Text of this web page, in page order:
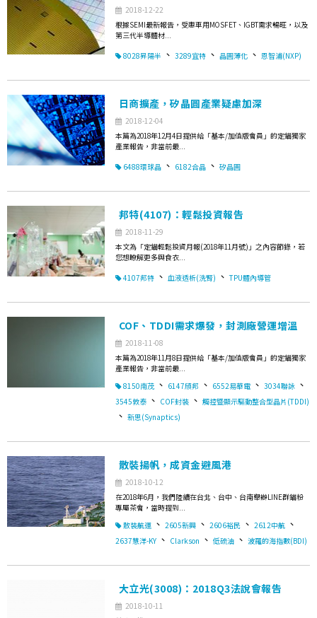
2018-12-22
根據SEMI最新報告，受惠車用MOSFET、IGBT需求暢旺，以及
第三代半導體材...
8028昇陽半 、 3289宜特 、 晶圓薄化 、 恩智浦(NXP)
日商擴產，矽晶圓產業疑慮加深
2018-12-04
本篇為2018年12月4日提供給「基本/加值版會員」的定錨獨家
產業報告，非當前最...
6488環球晶 、 6182合晶 、 矽晶圓
邦特(4107)：輕鬆投資報告
2018-11-29
本文為「定錨輕鬆投資月報(2018年11月號)」之內容節錄，若
您想瞭解更多與食衣...
4107邦特 、 血液透析(洗腎) 、 TPU體內導管
COF、TDDI需求爆發，封測廠營運增溫
2018-11-08
本篇為2018年11月8日提供給「基本/加值版會員」的定錨獨家
產業報告，非當前最...
8150南茂 、 6147頎邦 、 6552易華電 、 3034聯詠 、
3545敦泰 、 COF封裝 、 觸控暨顯示驅動整合型晶片(TDDI)
、 新思(Synaptics)
散裝揚帆，成資金避風港
2018-10-12
在2018年6月，我們陸續在台北、台中、台南舉辦LINE群錨粉
專屬茶會，當時提到...
散裝航運 、 2605新興 、 2606裕民 、 2612中航 、
2637慧洋-KY 、 Clarkson 、 低硫油 、 波羅的海指數(BDI)
大立光(3008)：2018Q3法說會報告
2018-10-11